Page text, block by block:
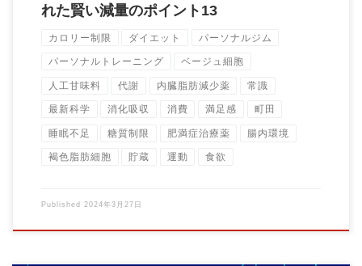
れた賢い減量のポイント13
カロリー制限 ダイエット パーソナルジム
パーソナルトレーニング ベージュ細胞
人工甘味料 代謝 内臓脂肪減少薬 常識
最新科学 消化吸収 消費 満足感 町田
睡眠不足 糖質制限 肥満症治療薬 腸内環境
褐色脂肪細胞 貯蔵 運動 食欲
Published 2024年3月27日